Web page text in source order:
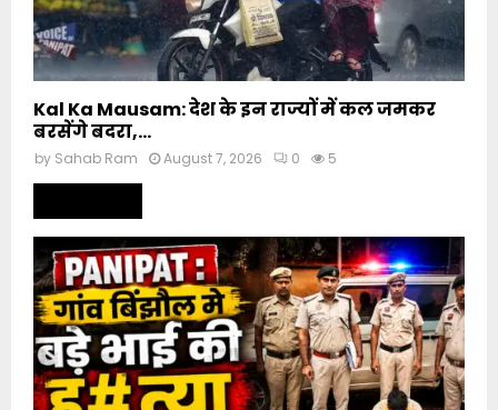
Kal Ka Mausam: देश के इन राज्यों में कल जमकर
बरसेंगे बदरा,...
by Sahab Ram August 7, 2026 0 5